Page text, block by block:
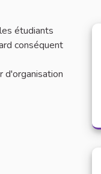
étudiants
conséquent
d'organisation